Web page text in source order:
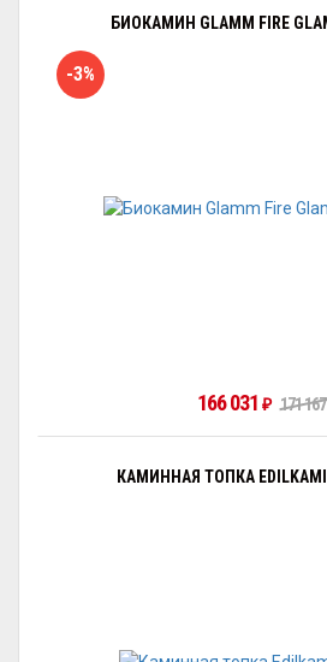
БИОКАМИН GLAMM FIRE
-3%
166 031 ₽ 171 167
КАМИННАЯ ТОПКА